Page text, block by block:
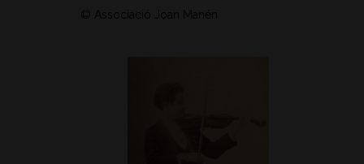
© Associació Joan Manén